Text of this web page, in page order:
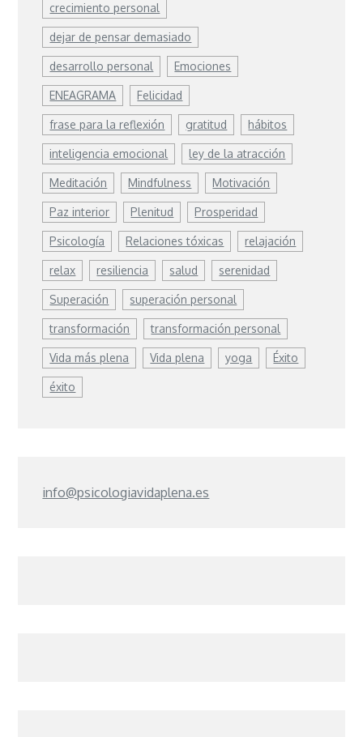
crecimiento personal
dejar de pensar demasiado
desarrollo personal Emociones
ENEAGRAMA Felicidad
frase para la reflexión gratitud hábitos
inteligencia emocional ley de la atracción
Meditación Mindfulness Motivación
Paz interior Plenitud Prosperidad
Psicología Relaciones tóxicas relajación
relax resiliencia salud serenidad
Superación superación personal
transformación transformación personal
Vida más plena Vida plena yoga Éxito
éxito
info@psicologiavidaplena.es